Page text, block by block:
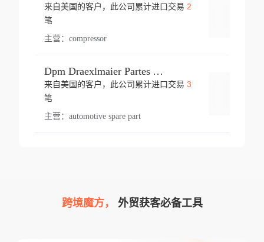
来自美国的客户，此公司累计进口交易 2
笔
主营： compressor
Dpm Draexlmaier Partes Automotrices Corr Ind Huejotzingo
来自美国的客户，此公司累计进口交易 3
笔
主营： automotive spare part
跨境魔方， 外贸获客必备工具